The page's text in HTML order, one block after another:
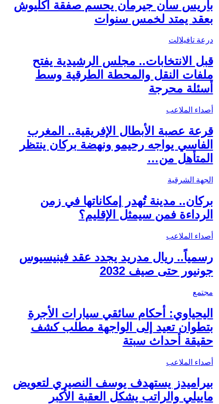
باريس سان جيرمان يحسم صفقة أكليوش
بعقد يمتد لخمس سنوات
درعة تافيلالت
قبل الانتخابات.. مجلس الرشيدية يفتح
ملفات النقل والمحطة الطرقية وسط
أسئلة محرجة
أصداء الملاعب
قرعة عصبة الأبطال الإفريقية.. المغرب
الفاسي يواجه رحيمو ونهضة بركان ينتظر
المتأهل من…
الجهة الشرقية
بركان.. مدينة تُهدر إمكاناتها في زمن
الرداءة فمن سيمثل الإقليم؟
أصداء الملاعب
رسمياً.. ريال مدريد يجدد عقد فينيسيوس
جونيور حتى صيف 2032
مجتمع
اليحياوي: أحكام سائقي سيارات الأجرة
بتطوان تعيد إلى الواجهة مطلب كشف
حقيقة أحداث سبتة
أصداء الملاعب
بيراميدز يستهدف يوسف النصيري لتعويض
ماييلي والراتب يشكل العقبة الأكبر